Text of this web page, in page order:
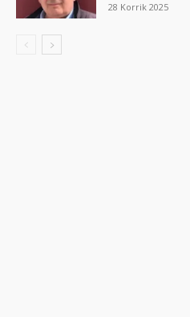
28 Korrik 2025